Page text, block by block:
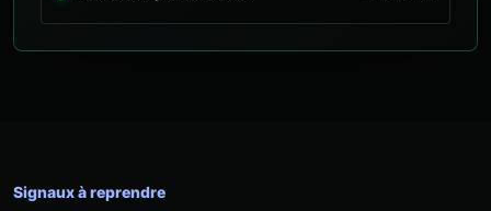
Signaux à reprendre